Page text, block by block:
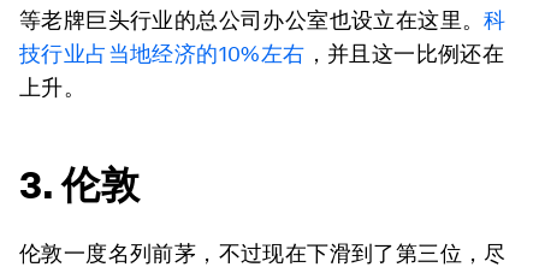
等老牌巨头行业的总公司办公室也设立在这里。科
技行业占当地经济的10%左右 ，并且这一比例还在
上升。
3. 伦敦
伦敦一度名列前茅，不过现在下滑到了第三位，尽